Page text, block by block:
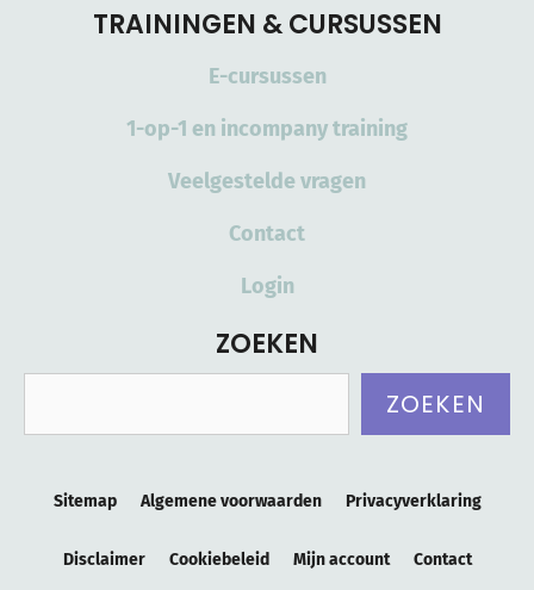
TRAININGEN & CURSUSSEN
E-cursussen
1-op-1 en incompany training
Veelgestelde vragen
Contact
Login
ZOEKEN
ZOEKEN
Sitemap Algemene voorwaarden Privacyverklaring
Disclaimer Cookiebeleid Mijn account Contact